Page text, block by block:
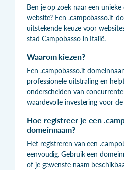
Ben je op zoek naar een
website? Een .campobasso.it-
uitstekende keuze voor
stad Campobasso in Italië.
Waarom kiezen?
Een .campobasso.it-
professionele uitstraling en
onderscheiden van
waardevolle investering voor
Hoe registreer je een
domeinnaam?
Het registreren van een
eenvoudig. Gebruik een
of je gewenste naam